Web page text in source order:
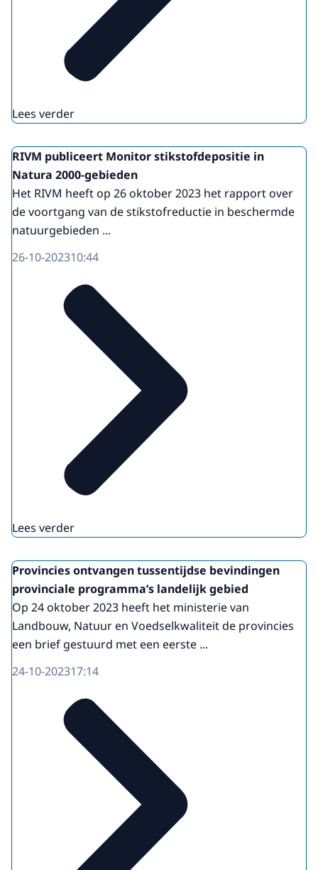
Lees verder
RIVM publiceert Monitor stikstofdepositie in
Natura 2000-gebieden
Het RIVM heeft op 26 oktober 2023 het rapport over
de voortgang van de stikstofreductie in beschermde
natuurgebieden ...
26-10-202310:44
Lees verder
Provincies ontvangen tussentijdse bevindingen
provinciale programma’s landelijk gebied
Op 24 oktober 2023 heeft het ministerie van
Landbouw, Natuur en Voedselkwaliteit de provincies
een brief gestuurd met een eerste ...
24-10-202317:14